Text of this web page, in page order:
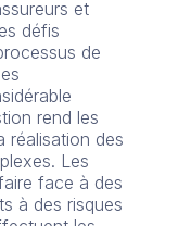
et
défis
de
rend les
réalisation des
Les
face à des
à des risques